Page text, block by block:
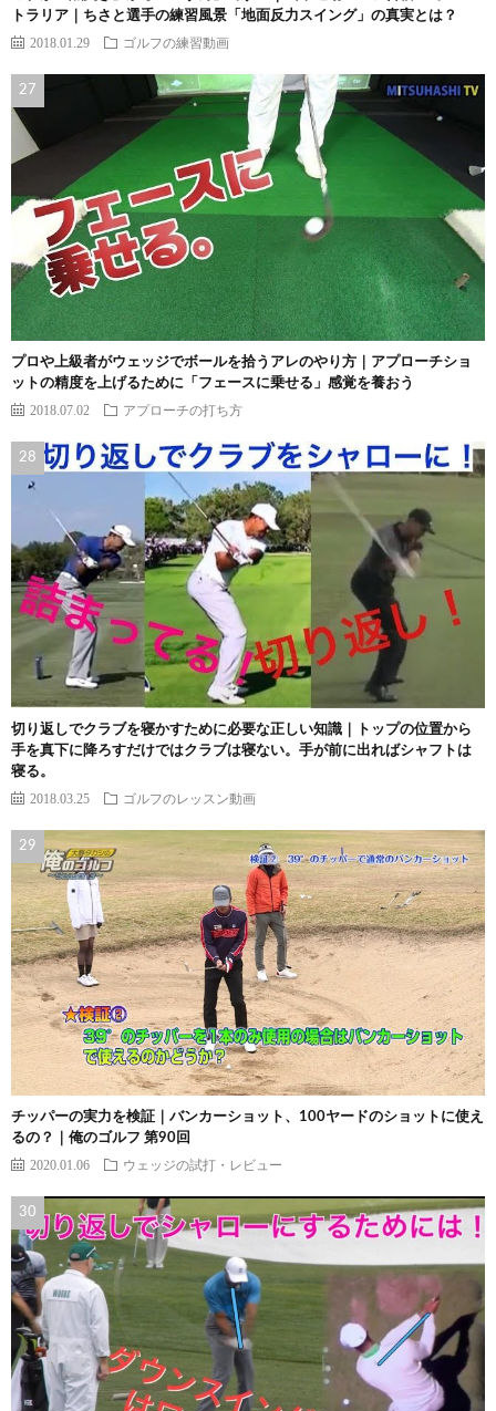
トラリア｜ちさと選手の練習風景「地面反力スイング」の真実とは？
2018.01.29 ゴルフの練習動画
プロや上級者がウェッジでボールを拾うアレのやり方｜アプローチショ
ットの精度を上げるために「フェースに乗せる」感覚を養おう
2018.07.02 アプローチの打ち方
切り返しでクラブを寝かすために必要な正しい知識｜トップの位置から
手を真下に降ろすだけではクラブは寝ない。手が前に出ればシャフトは
寝る。
2018.03.25 ゴルフのレッスン動画
チッパーの実力を検証｜バンカーショット、100ヤードのショットに使え
るの？｜俺のゴルフ 第90回
2020.01.06 ウェッジの試打・レビュー